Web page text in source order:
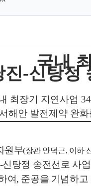
국내
진-신탕정
최장기 지연사업
서해안 발전제약 완
원부(장관 안덕근, 이하
-신탕정 송전선로 사
여, 준공을 기념하고